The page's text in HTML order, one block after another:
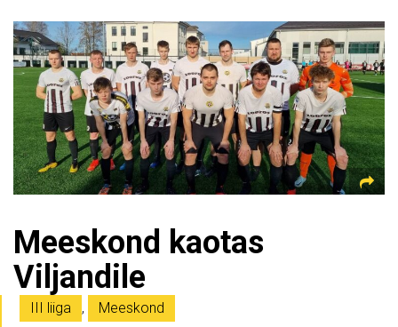
Meeskond kaotas
Viljandile
III liiga ,
Meeskond